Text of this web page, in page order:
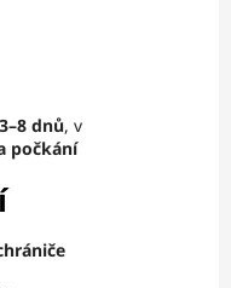
3–8 dnů, v
počkání